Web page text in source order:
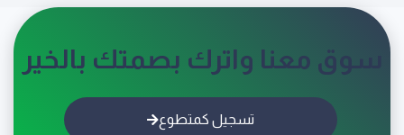
سوق معنا واترك بصمتك بالخير
تسجيل كمتطوع